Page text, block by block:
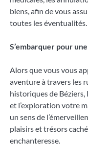
biens, afin de vous
toutes les éventualités.
S’embarquer pour
Alors que vous vous
aventure à travers les
historiques de
et l’exploration votre
un sens de
plaisirs et trésors
enchanteresse.